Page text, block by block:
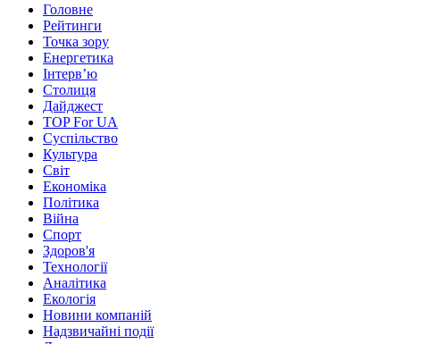
Головне
Рейтинги
Точка зору
Енергетика
Інтерв’ю
Столиця
Дайджест
TOP For UA
Суспiльство
Культура
Світ
Економіка
Політика
Війна
Спорт
Здоров'я
Технології
Аналітика
Екологія
Новини компаній
Надзвичайні події